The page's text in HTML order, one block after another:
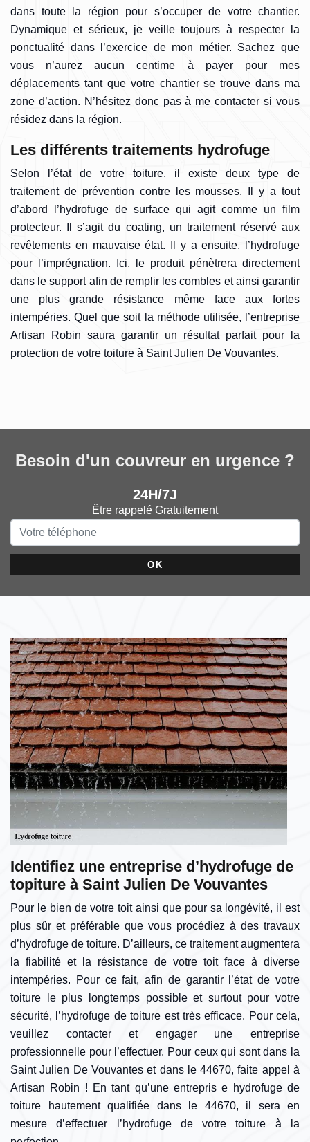
dans toute la région pour s’occuper de votre chantier.
Dynamique et sérieux, je veille toujours à respecter la
ponctualité dans l’exercice de mon métier. Sachez que
vous n’aurez aucun centime à payer pour mes
déplacements tant que votre chantier se trouve dans ma
zone d’action. N’hésitez donc pas à me contacter si vous
résidez dans la région.
Les différents traitements hydrofuge
Selon l’état de votre toiture, il existe deux type de
traitement de prévention contre les mousses. Il y a tout
d’abord l’hydrofuge de surface qui agit comme un film
protecteur. Il s’agit du coating, un traitement réservé aux
revêtements en mauvaise état. Il y a ensuite, l’hydrofuge
pour l’imprégnation. Ici, le produit pénètrera directement
dans le support afin de remplir les combles et ainsi garantir
une plus grande résistance même face aux fortes
intempéries. Quel que soit la méthode utilisée, l’entreprise
Artisan Robin saura garantir un résultat parfait pour la
protection de votre toiture à Saint Julien De Vouvantes.
Besoin d'un couvreur en urgence ?
24H/7J
Être rappelé Gratuitement
Identifiez une entreprise d’hydrofuge de
topiture à Saint Julien De Vouvantes
Pour le bien de votre toit ainsi que pour sa longévité, il est
plus sûr et préférable que vous procédiez à des travaux
d’hydrofuge de toiture. D’ailleurs, ce traitement augmentera
la fiabilité et la résistance de votre toit face à diverse
intempéries. Pour ce fait, afin de garantir l’état de votre
toiture le plus longtemps possible et surtout pour votre
sécurité, l’hydrofuge de toiture est très efficace. Pour cela,
veuillez contacter et engager une entreprise
professionnelle pour l’effectuer. Pour ceux qui sont dans la
Saint Julien De Vouvantes et dans le 44670, faite appel à
Artisan Robin ! En tant qu’une entrepris e hydrofuge de
toiture hautement qualifiée dans le 44670, il sera en
mesure d’effectuer l’hydrofuge de votre toiture à la